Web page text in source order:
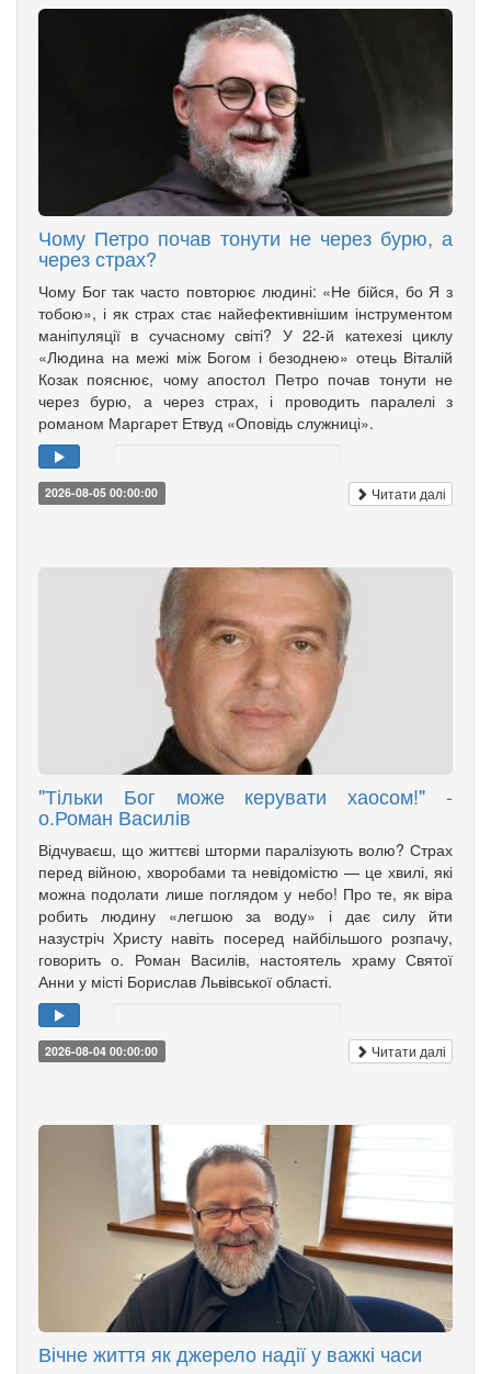
Чому Петро почав тонути не через бурю, а
через страх?
Чому Бог так часто повторює людині: «Не бійся, бо Я з
тобою», і як страх стає найефективнішим інструментом
маніпуляції в сучасному світі? У 22-й катехезі циклу
«Людина на межі між Богом і безоднею» отець Віталій
Козак пояснює, чому апостол Петро почав тонути не
через бурю, а через страх, і проводить паралелі з
романом Маргарет Етвуд «Оповідь служниці».
2026-08-05 00:00:00 Читати далі
"Тільки Бог може керувати хаосом!" -
о.Роман Василів
Відчуваєш, що життєві шторми паралізують волю? Страх
перед війною, хворобами та невідомістю — це хвилі, які
можна подолати лише поглядом у небо! Про те, як віра
робить людину «легшою за воду» і дає силу йти
назустріч Христу навіть посеред найбільшого розпачу,
говорить о. Роман Василів, настоятель храму Святої
Анни у місті Борислав Львівської області.
2026-08-04 00:00:00 Читати далі
Вічне життя як джерело надії у важкі часи